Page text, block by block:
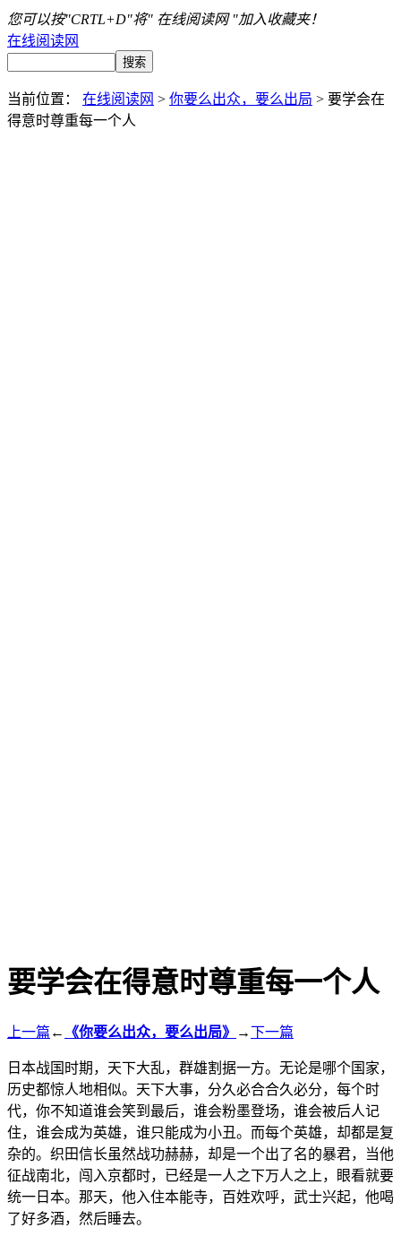
您可以按"CRTL+D"将" 在线阅读网 "加入收藏夹！
在线阅读网
当前位置： 在线阅读网 > 你要么出众，要么出局 > 要学会在
得意时尊重每一个人
要学会在得意时尊重每一个人
上一篇 ← 《你要么出众，要么出局》 →下一篇
日本战国时期，天下大乱，群雄割据一方。无论是哪个国家，
历史都惊人地相似。天下大事，分久必合合久必分，每个时
代，你不知道谁会笑到最后，谁会粉墨登场，谁会被后人记
住，谁会成为英雄，谁只能成为小丑。而每个英雄，却都是复
杂的。织田信长虽然战功赫赫，却是一个出了名的暴君，当他
征战南北，闯入京都时，已经是一人之下万人之上，眼看就要
统一日本。那天，他入住本能寺，百姓欢呼，武士兴起，他喝
了好多酒，然后睡去。